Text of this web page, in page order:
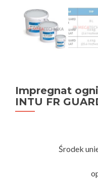
Impregnat
INTU FR
Środek